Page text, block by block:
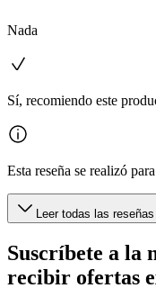
Nada
Sí, recomiendo este
Esta reseña se realizó
Leer todas las
Suscríbete a la
recibir ofertas